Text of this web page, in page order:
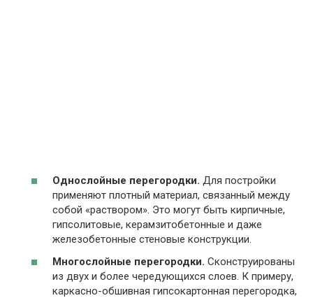
Однослойные перегородки. Для постройки
применяют плотный материал, связанный между
собой «раствором». Это могут быть кирпичные,
гипсолитовые, керамзитобетонные и даже
железобетонные стеновые конструкции.
Многослойные перегородки. Сконструированы
из двух и более чередующихся слоев. К примеру,
каркасно-обшивная гипсокартонная перегородка,